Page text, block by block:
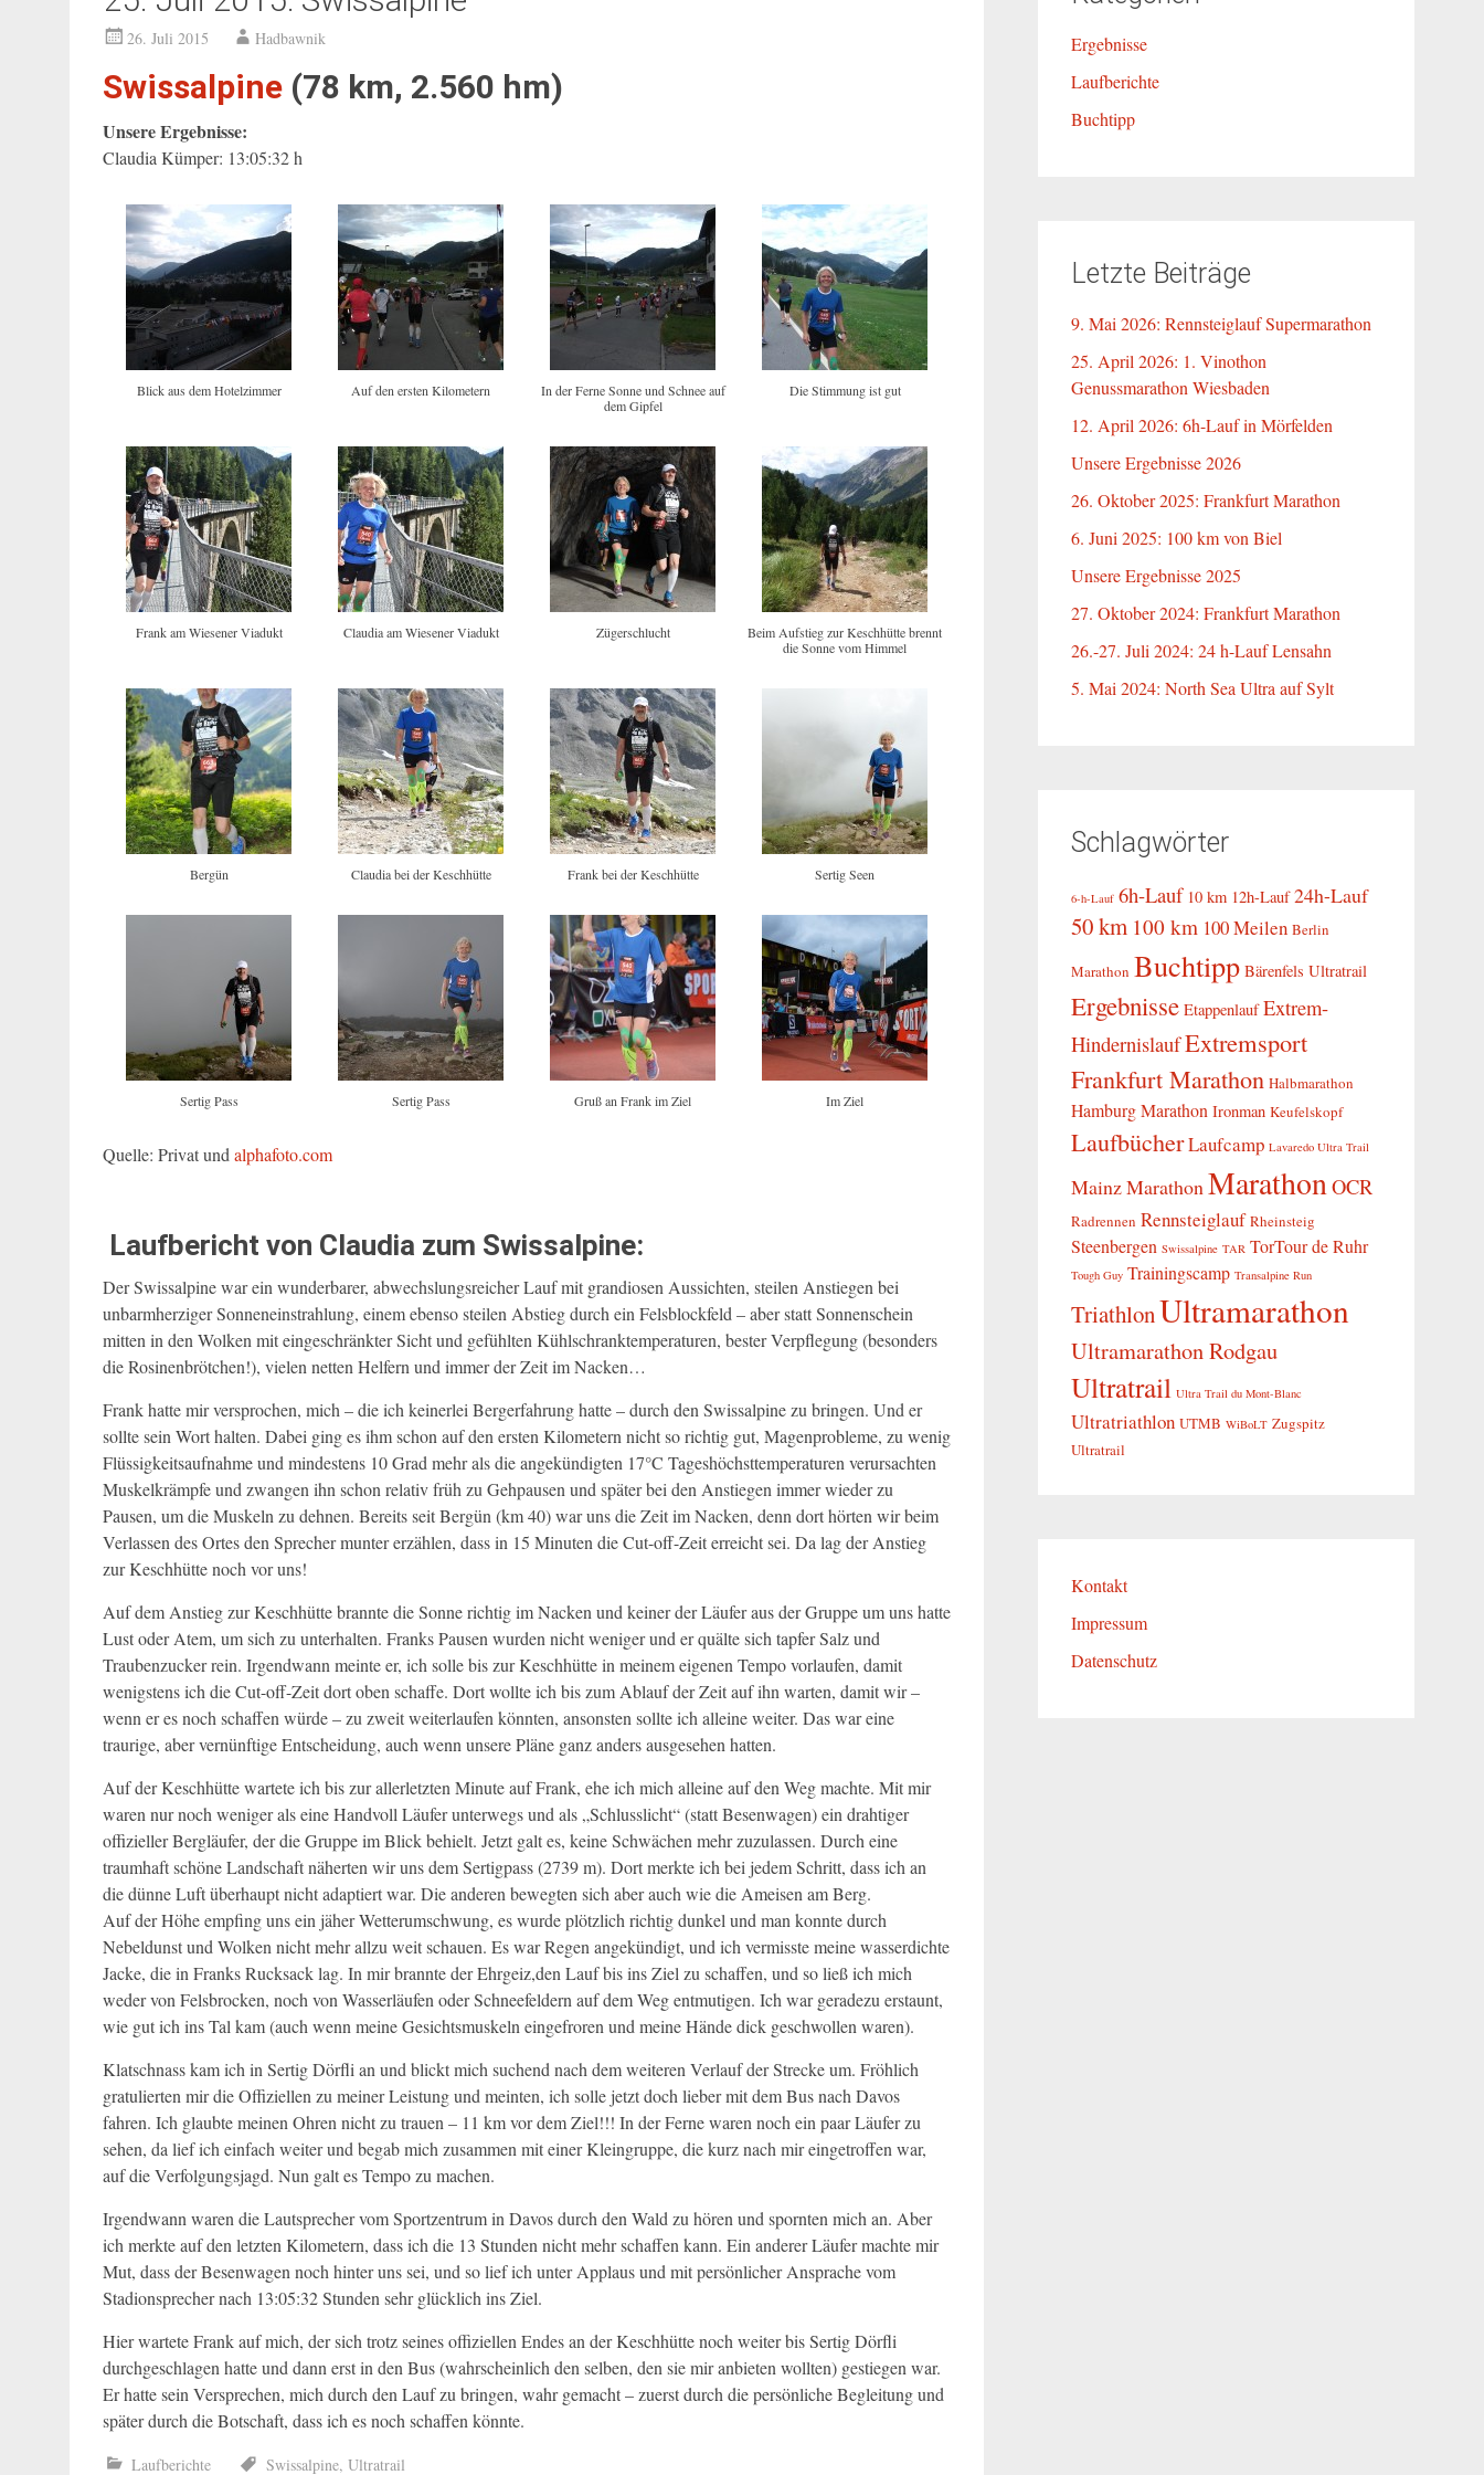
26. Juli 2015 Hadbawnik
Swissalpine (78 km, 2.560 hm)
Unsere Ergebnisse:
Claudia Kümper: 13:05:32 h
Blick aus dem Hotelzimmer Auf den ersten Kilometern
In der Ferne Sonne und Schnee auf
dem Gipfel
Die Stimmung ist gut
Frank am Wiesener Viadukt Claudia am Wiesener Viadukt Zügerschlucht
Beim Aufstieg zur Keschhütte brennt
die Sonne vom Himmel
Bergün Claudia bei der Keschhütte Frank bei der Keschhütte Sertig Seen
Sertig Pass Sertig Pass Gruß an Frank im Ziel Im Ziel
Quelle: Privat und alphafoto.com
Laufbericht von Claudia zum Swissalpine:
Der Swissalpine war ein wunderbarer, abwechslungsreicher Lauf mit grandiosen Aussichten, steilen Anstiegen bei
unbarmherziger Sonneneinstrahlung, einem ebenso steilen Abstieg durch ein Felsblockfeld – aber statt Sonnenschein
mitten in den Wolken mit eingeschränkter Sicht und gefühlten Kühlschranktemperaturen, bester Verpflegung (besonders
die Rosinenbrötchen!), vielen netten Helfern und immer der Zeit im Nacken…
Frank hatte mir versprochen, mich – die ich keinerlei Bergerfahrung hatte – durch den Swissalpine zu bringen. Und er
sollte sein Wort halten. Dabei ging es ihm schon auf den ersten Kilometern nicht so richtig gut, Magenprobleme, zu wenig
Flüssigkeitsaufnahme und mindestens 10 Grad mehr als die angekündigten 17°C Tageshöchsttemperaturen verursachten
Muskelkrämpfe und zwangen ihn schon relativ früh zu Gehpausen und später bei den Anstiegen immer wieder zu
Pausen, um die Muskeln zu dehnen. Bereits seit Bergün (km 40) war uns die Zeit im Nacken, denn dort hörten wir beim
Verlassen des Ortes den Sprecher munter erzählen, dass in 15 Minuten die Cut-off-Zeit erreicht sei. Da lag der Anstieg
zur Keschhütte noch vor uns!
Auf dem Anstieg zur Keschhütte brannte die Sonne richtig im Nacken und keiner der Läufer aus der Gruppe um uns hatte
Lust oder Atem, um sich zu unterhalten. Franks Pausen wurden nicht weniger und er quälte sich tapfer Salz und
Traubenzucker rein. Irgendwann meinte er, ich solle bis zur Keschhütte in meinem eigenen Tempo vorlaufen, damit
wenigstens ich die Cut-off-Zeit dort oben schaffe. Dort wollte ich bis zum Ablauf der Zeit auf ihn warten, damit wir –
wenn er es noch schaffen würde – zu zweit weiterlaufen könnten, ansonsten sollte ich alleine weiter. Das war eine
traurige, aber vernünftige Entscheidung, auch wenn unsere Pläne ganz anders ausgesehen hatten.
Auf der Keschhütte wartete ich bis zur allerletzten Minute auf Frank, ehe ich mich alleine auf den Weg machte. Mit mir
waren nur noch weniger als eine Handvoll Läufer unterwegs und als „Schlusslicht“ (statt Besenwagen) ein drahtiger
offizieller Bergläufer, der die Gruppe im Blick behielt. Jetzt galt es, keine Schwächen mehr zuzulassen. Durch eine
traumhaft schöne Landschaft näherten wir uns dem Sertigpass (2739 m). Dort merkte ich bei jedem Schritt, dass ich an
die dünne Luft überhaupt nicht adaptiert war. Die anderen bewegten sich aber auch wie die Ameisen am Berg.
Auf der Höhe empfing uns ein jäher Wetterumschwung, es wurde plötzlich richtig dunkel und man konnte durch
Nebeldunst und Wolken nicht mehr allzu weit schauen. Es war Regen angekündigt, und ich vermisste meine wasserdichte
Jacke, die in Franks Rucksack lag. In mir brannte der Ehrgeiz,den Lauf bis ins Ziel zu schaffen, und so ließ ich mich
weder von Felsbrocken, noch von Wasserläufen oder Schneefeldern auf dem Weg entmutigen. Ich war geradezu erstaunt,
wie gut ich ins Tal kam (auch wenn meine Gesichtsmuskeln eingefroren und meine Hände dick geschwollen waren).
Klatschnass kam ich in Sertig Dörfli an und blickt mich suchend nach dem weiteren Verlauf der Strecke um. Fröhlich
gratulierten mir die Offiziellen zu meiner Leistung und meinten, ich solle jetzt doch lieber mit dem Bus nach Davos
fahren. Ich glaubte meinen Ohren nicht zu trauen – 11 km vor dem Ziel!!! In der Ferne waren noch ein paar Läufer zu
sehen, da lief ich einfach weiter und begab mich zusammen mit einer Kleingruppe, die kurz nach mir eingetroffen war,
auf die Verfolgungsjagd. Nun galt es Tempo zu machen.
Irgendwann waren die Lautsprecher vom Sportzentrum in Davos durch den Wald zu hören und spornten mich an. Aber
ich merkte auf den letzten Kilometern, dass ich die 13 Stunden nicht mehr schaffen kann. Ein anderer Läufer machte mir
Mut, dass der Besenwagen noch hinter uns sei, und so lief ich unter Applaus und mit persönlicher Ansprache vom
Stadionsprecher nach 13:05:32 Stunden sehr glücklich ins Ziel.
Hier wartete Frank auf mich, der sich trotz seines offiziellen Endes an der Keschhütte noch weiter bis Sertig Dörfli
durchgeschlagen hatte und dann erst in den Bus (wahrscheinlich den selben, den sie mir anbieten wollten) gestiegen war.
Er hatte sein Versprechen, mich durch den Lauf zu bringen, wahr gemacht – zuerst durch die persönliche Begleitung und
später durch die Botschaft, dass ich es noch schaffen könnte.
Laufberichte Swissalpine, Ultratrail
Ergebnisse
Laufberichte
Buchtipp
Letzte Beiträge
9. Mai 2026: Rennsteiglauf Supermarathon
25. April 2026: 1. Vinothon
Genussmarathon Wiesbaden
12. April 2026: 6h-Lauf in Mörfelden
Unsere Ergebnisse 2026
26. Oktober 2025: Frankfurt Marathon
6. Juni 2025: 100 km von Biel
Unsere Ergebnisse 2025
27. Oktober 2024: Frankfurt Marathon
26.-27. Juli 2024: 24 h-Lauf Lensahn
5. Mai 2024: North Sea Ultra auf Sylt
Schlagwörter
6-h-Lauf 6h-Lauf 10 km 12h-Lauf 24h-Lauf
50 km 100 km 100 Meilen Berlin
Marathon Buchtipp Bärenfels Ultratrail
Ergebnisse Etappenlauf Extrem-
HindernislaufExtremsport
Frankfurt Marathon Halbmarathon
Hamburg Marathon Ironman Keufelskopf
LaufbücherLaufcamp Lavaredo Ultra Trail
Mainz MarathonMarathonOCR
Radrennen Rennsteiglauf Rheinsteig
Steenbergen Swissalpine TAR TorTour de Ruhr
Tough Guy Trainingscamp Transalpine Run
TriathlonUltramarathon
Ultramarathon Rodgau
Ultratrail Ultra Trail du Mont-Blanc
Ultratriathlon UTMB WiBoLT Zugspitz
Ultratrail
Kontakt
Impressum
Datenschutz